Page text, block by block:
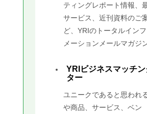
ティングレポート情報、
サービス、近刊資料のご
ど、YRIのトータルインフ
メーションメールマガジン
YRIビジネスマッチン
ター
ユニークであると思われ
や商品、サービス、ベン